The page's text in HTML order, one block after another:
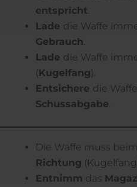
entspricht.
Lade die Waffe
Gebrauch.
Lade die Waffe
(Kugelfang).
Entsichere die
Schussabgabe.
Die Waffe muss
Richtung
Entnimm das